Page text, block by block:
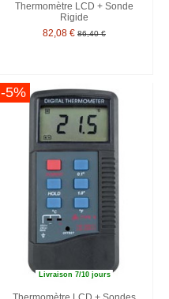
Thermomètre LCD + Sonde
Rigide
82,08 € 86,40 €
-5%
Livraison 7/10 jours